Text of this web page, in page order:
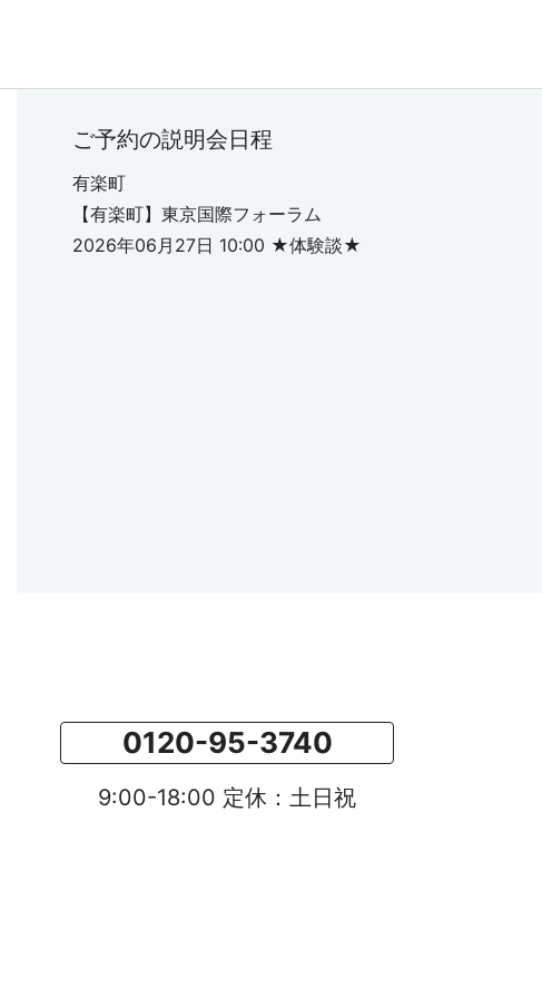
ご予約の説明会日程
有楽町
【有楽町】東京国際フォーラム
2026年06月27日 10:00 ★体験談★
0120-95-3740
9:00-18:00 定休：土日祝